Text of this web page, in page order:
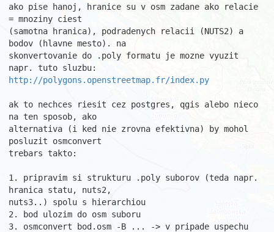
ako pise hanoj, hranice su v osm zadane ako relacie
= mnoziny ciest
(samotna hranica), podradenych relacii (NUTS2) a
bodov (hlavne mesto). na
skonvertovanie do .poly formatu je mozne vyuzit
http://polygons.openstreetmap.fr/index.py
ak to nechces riesit cez postgres, qgis alebo nieco
na ten sposob, ako
alternativa (i ked nie zrovna efektivna) by mohol
posluzit osmconvert
trebars takto:
1. pripravim si strukturu .poly suborov (teda napr.
hranica statu, nuts2,
nuts3..) spolu s hierarchiou
2. bod ulozim do osm suboru
3. osmconvert bod.osm -B ... -> v pripade uspechu